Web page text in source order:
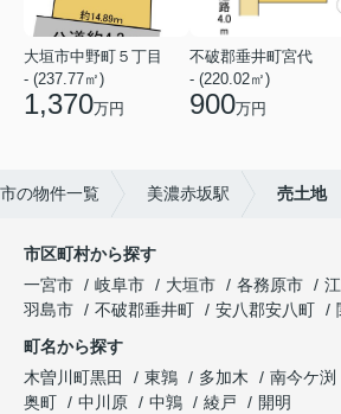
大垣市中野町５丁目
- (237.77㎡)
1,370万円
不破郡垂井町宮代
- (220.02㎡)
900万円
の物件一覧 美濃赤坂駅 売土地
市区町村から探す
一宮市
岐阜市 大垣市 各務原市
羽島市
不破郡垂井町 安八郡安八町
町名から探す
木曽川町黒田
東鶉 多加木 南今ケ渕
奥町
中川原 中鶉 綾戸
開明